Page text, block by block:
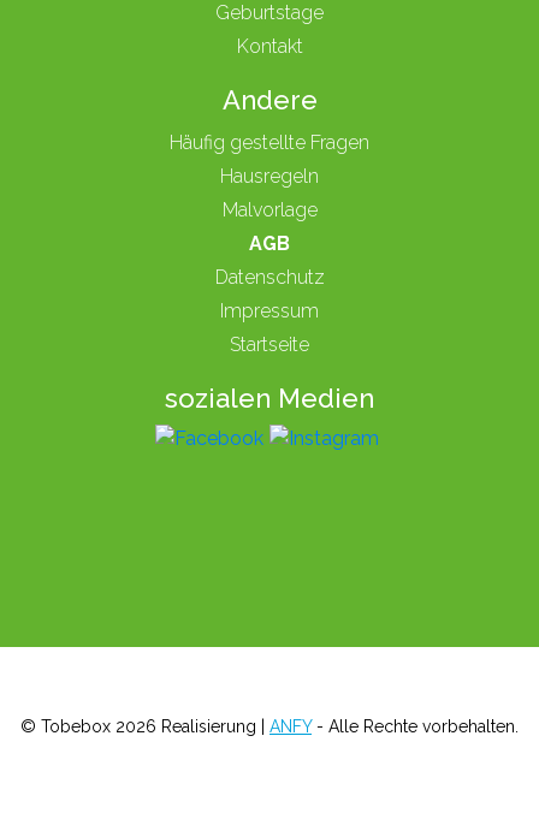
Geburtstage
Kontakt
Andere
Häufig gestellte Fragen
Hausregeln
Malvorlage
AGB
Datenschutz
Impressum
Startseite
sozialen Medien
© Tobebox 2026 Realisierung | ANFY- Alle Rechte vorbehalten.